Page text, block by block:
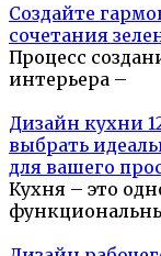
Создайте
сочетания
Процесс
интерьера –
Дизайн кухни
выбрать
для вашего
Кухня – это